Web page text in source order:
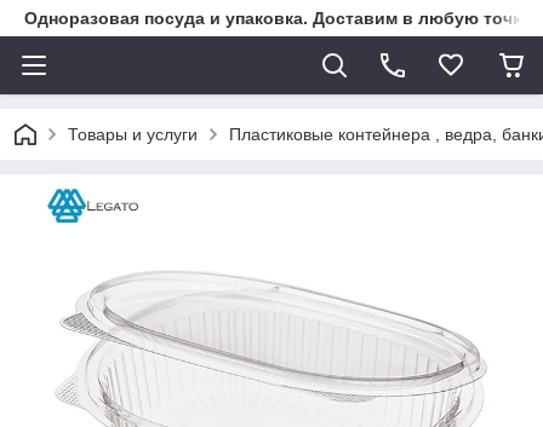
Одноразовая посуда и упаковка. Доставим в любую точку
Товары и услуги Пластиковые контейнера , ведра,